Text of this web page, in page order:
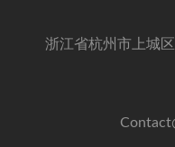
浙江省杭州市上城